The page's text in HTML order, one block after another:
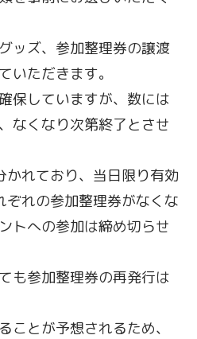
ッズ、参加整理券の譲渡
いただきます。
保していますが、数には
なくなり次第終了とさせ
れており、当日限り有効
ぞれの参加整理券がなくな
トへの参加は締め切らせ
も参加整理券の再発行は
とが予想されるため、